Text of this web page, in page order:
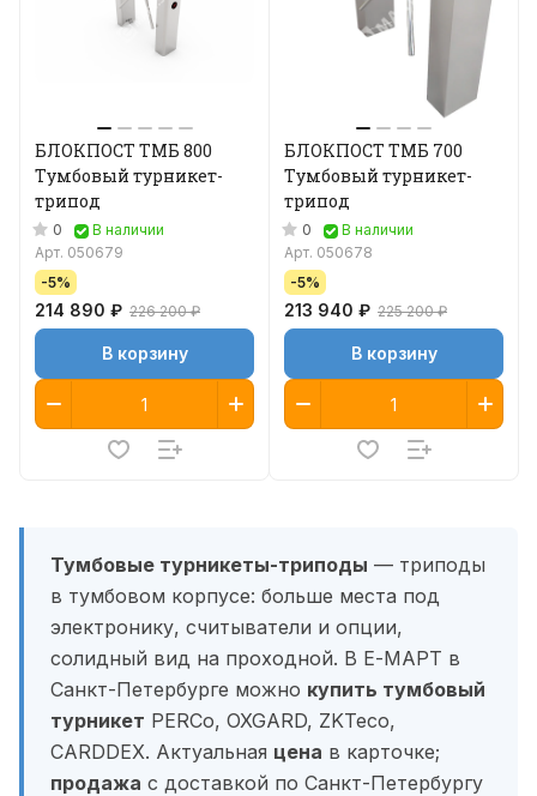
БЛОКПОСТ ТМБ 800
Тумбовый турникет-
трипод
0
В наличии
Арт. 050679
-5%
214 890 ₽ 226 200 ₽
В корзину
БЛОКПОСТ ТМБ 700
Тумбовый турникет-
трипод
0
В наличии
Арт. 050678
-5%
213 940 ₽ 225 200 ₽
В корзину
Тумбовые турникеты-триподы — триподы
в тумбовом корпусе: больше места под
электронику, считыватели и опции,
солидный вид на проходной. В Е-МАРТ в
Санкт-Петербурге можно купить тумбовый
турникет PERCo, OXGARD, ZKTeco,
CARDDEX. Актуальная цена в карточке;
продажа с доставкой по Санкт-Петербургу